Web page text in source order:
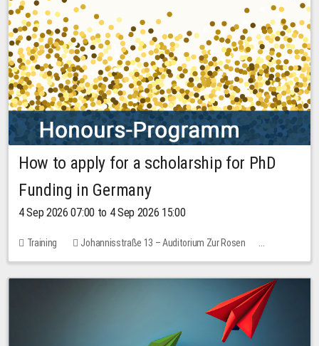
How to apply for a scholarship for PhD
Funding in Germany
4 Sep 2026 07:00 to 4 Sep 2026 15:00
Training
Johannisstraße 13 – Auditorium Zur Rosen
No free places